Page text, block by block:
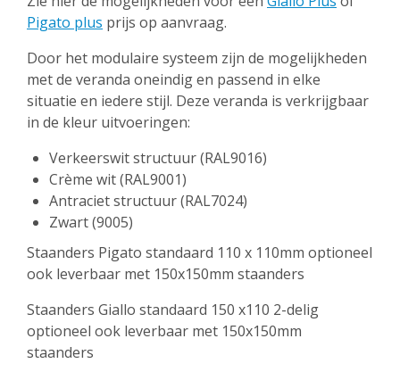
Pigato plus prijs op aanvraag.
Door het modulaire systeem zijn de mogelijkheden
met de veranda oneindig en passend in elke
situatie en iedere stijl. Deze veranda is verkrijgbaar
in de kleur uitvoeringen:
Verkeerswit structuur (RAL9016)
Crème wit (RAL9001)
Antraciet structuur (RAL7024)
Zwart (9005)
Staanders Pigato standaard 110 x 110mm optioneel
ook leverbaar met 150x150mm staanders
Staanders Giallo standaard 150 x110 2-delig
optioneel ook leverbaar met 150x150mm
staanders